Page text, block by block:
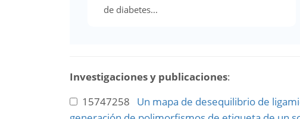
de diabetes...
Investigaciones y publicaciones:
15747258 Un mapa de desequilibrio de